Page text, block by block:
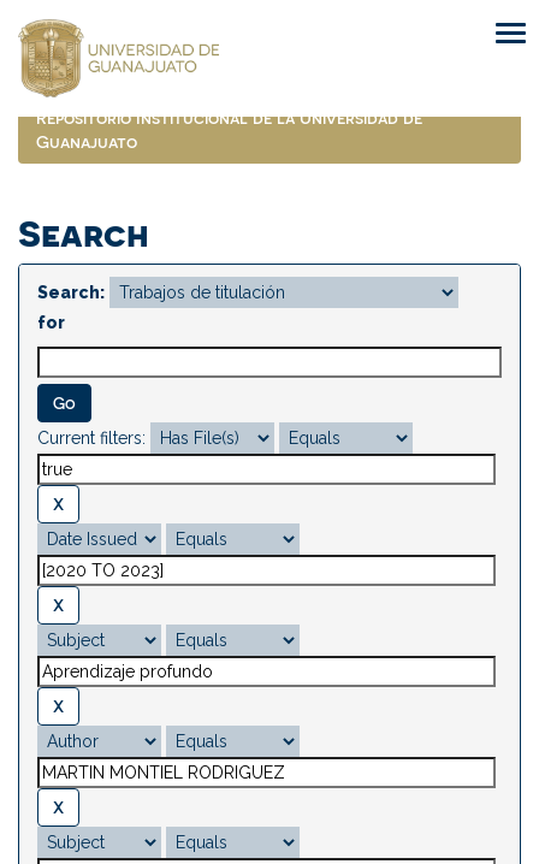
navigation
Repositorio Institucional de la Universidad de
Guanajuato
Search
Search:
for
Current filters: